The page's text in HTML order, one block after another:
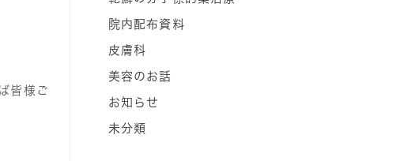
皆様ご
院内配布資料
皮膚科
美容のお話
お知らせ
未分類